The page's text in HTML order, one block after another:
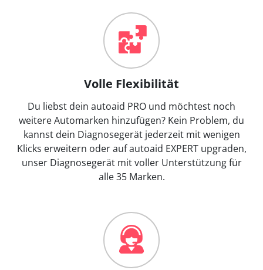
Volle Flexibilität
Du liebst dein autoaid PRO und möchtest noch
weitere Automarken hinzufügen? Kein Problem, du
kannst dein Diagnosegerät jederzeit mit wenigen
Klicks erweitern oder auf autoaid EXPERT upgraden,
unser Diagnosegerät mit voller Unterstützung für
alle 35 Marken.